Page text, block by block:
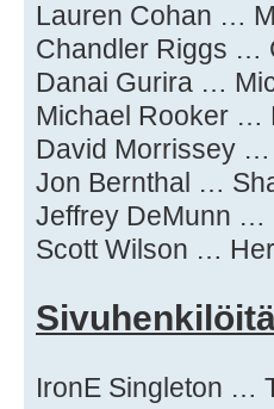
Lauren Cohan …
Chandler Riggs …
Danai Gurira …
Michael Rooker …
David Morrissey
Jon Bernthal …
Jeffrey DeMunn …
Scott Wilson …
IronE Singleton …